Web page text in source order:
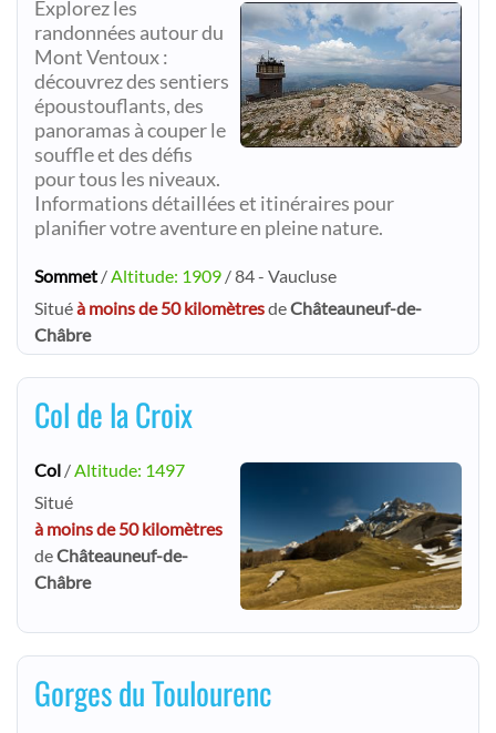
Explorez les
randonnées autour du
Mont Ventoux :
découvrez des sentiers
époustouflants, des
panoramas à couper le
souffle et des défis
pour tous les niveaux.
Informations détaillées et itinéraires pour
planifier votre aventure en pleine nature.
Sommet /Altitude: 1909 / 84 - Vaucluse
Situéà moins de 50 kilomètresdeChâteauneuf-de-
Châbre
Col de la Croix
Col /Altitude: 1497
Situé
à moins de 50 kilomètres
deChâteauneuf-de-
Châbre
Gorges du Toulourenc